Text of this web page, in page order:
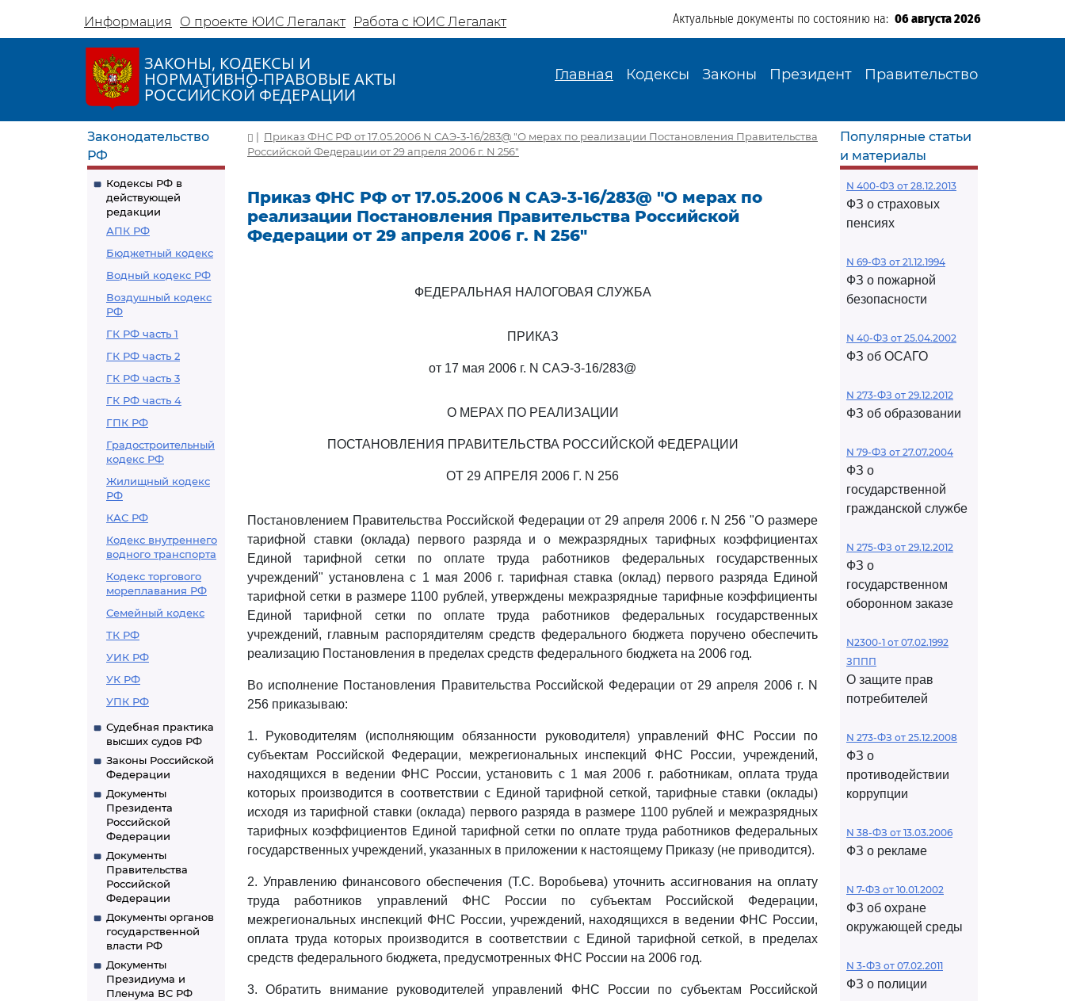
Информация О проекте ЮИС Легалакт Работа с ЮИС Легалакт Актуальные документы по состоянию на: 06 августа 2026
ЗАКОНЫ, КОДЕКСЫ И
НОРМАТИВНО-ПРАВОВЫЕ АКТЫ
РОССИЙСКОЙ ФЕДЕРАЦИИ
Главная Кодексы Законы Президент Правительство
Законодательство
РФ
Кодексы РФ в
действующей
редакции
АПК РФ
Бюджетный кодекс
Водный кодекс РФ
Воздушный кодекс
РФ
ГК РФ часть 1
ГК РФ часть 2
ГК РФ часть 3
ГК РФ часть 4
ГПК РФ
Градостроительный
кодекс РФ
Жилищный кодекс
РФ
КАС РФ
Кодекс внутреннего
водного транспорта
Кодекс торгового
мореплавания РФ
Семейный кодекс
ТК РФ
УИК РФ
УК РФ
УПК РФ
Судебная практика
высших судов РФ
Законы Российской
Федерации
Документы
Президента
Российской
Федерации
Документы
Правительства
Российской
Федерации
Документы органов
государственной
власти РФ
Документы
Президиума и
Пленума ВС РФ
| Приказ ФНС РФ от 17.05.2006 N САЭ-3-16/283@ "О мерах по реализации Постановления Правительства
Российской Федерации от 29 апреля 2006 г. N 256"
Приказ ФНС РФ от 17.05.2006 N САЭ-3-16/283@ "О мерах по
реализации Постановления Правительства Российской
Федерации от 29 апреля 2006 г. N 256"
ФЕДЕРАЛЬНАЯ НАЛОГОВАЯ СЛУЖБА
ПРИКАЗ
от 17 мая 2006 г. N САЭ-3-16/283@
О МЕРАХ ПО РЕАЛИЗАЦИИ
ПОСТАНОВЛЕНИЯ ПРАВИТЕЛЬСТВА РОССИЙСКОЙ ФЕДЕРАЦИИ
ОТ 29 АПРЕЛЯ 2006 Г. N 256
Постановлением Правительства Российской Федерации от 29 апреля 2006 г. N 256 "О размере
тарифной ставки (оклада) первого разряда и о межразрядных тарифных коэффициентах
Единой тарифной сетки по оплате труда работников федеральных государственных
учреждений" установлена с 1 мая 2006 г. тарифная ставка (оклад) первого разряда Единой
тарифной сетки в размере 1100 рублей, утверждены межразрядные тарифные коэффициенты
Единой тарифной сетки по оплате труда работников федеральных государственных
учреждений, главным распорядителям средств федерального бюджета поручено обеспечить
реализацию Постановления в пределах средств федерального бюджета на 2006 год.
Во исполнение Постановления Правительства Российской Федерации от 29 апреля 2006 г. N
256 приказываю:
1. Руководителям (исполняющим обязанности руководителя) управлений ФНС России по
субъектам Российской Федерации, межрегиональных инспекций ФНС России, учреждений,
находящихся в ведении ФНС России, установить с 1 мая 2006 г. работникам, оплата труда
которых производится в соответствии с Единой тарифной сеткой, тарифные ставки (оклады)
исходя из тарифной ставки (оклада) первого разряда в размере 1100 рублей и межразрядных
тарифных коэффициентов Единой тарифной сетки по оплате труда работников федеральных
государственных учреждений, указанных в приложении к настоящему Приказу (не приводится).
2. Управлению финансового обеспечения (Т.С. Воробьева) уточнить ассигнования на оплату
труда работников управлений ФНС России по субъектам Российской Федерации,
межрегиональных инспекций ФНС России, учреждений, находящихся в ведении ФНС России,
оплата труда которых производится в соответствии с Единой тарифной сеткой, в пределах
средств федерального бюджета, предусмотренных ФНС России на 2006 год.
3. Обратить внимание руководителей управлений ФНС России по субъектам Российской
Популярные статьи
и материалы
N 400-ФЗ от 28.12.2013
ФЗ о страховых
пенсиях
N 69-ФЗ от 21.12.1994
ФЗ о пожарной
безопасности
N 40-ФЗ от 25.04.2002
ФЗ об ОСАГО
N 273-ФЗ от 29.12.2012
ФЗ об образовании
N 79-ФЗ от 27.07.2004
ФЗ о
государственной
гражданской службе
N 275-ФЗ от 29.12.2012
ФЗ о
государственном
оборонном заказе
N2300-1 от 07.02.1992
ЗППП
О защите прав
потребителей
N 273-ФЗ от 25.12.2008
ФЗ о
противодействии
коррупции
N 38-ФЗ от 13.03.2006
ФЗ о рекламе
N 7-ФЗ от 10.01.2002
ФЗ об охране
окружающей среды
N 3-ФЗ от 07.02.2011
ФЗ о полиции